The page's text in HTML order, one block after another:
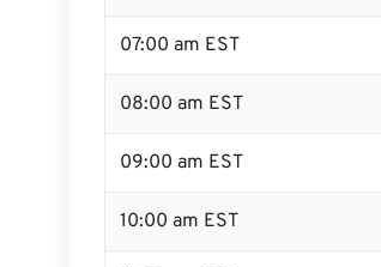
07:00 am EST
08:00 am EST
09:00 am EST
10:00 am EST